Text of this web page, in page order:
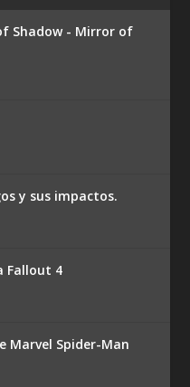
Shadow - Mirror of
y sus impactos.
Fallout 4
Marvel Spider-Man